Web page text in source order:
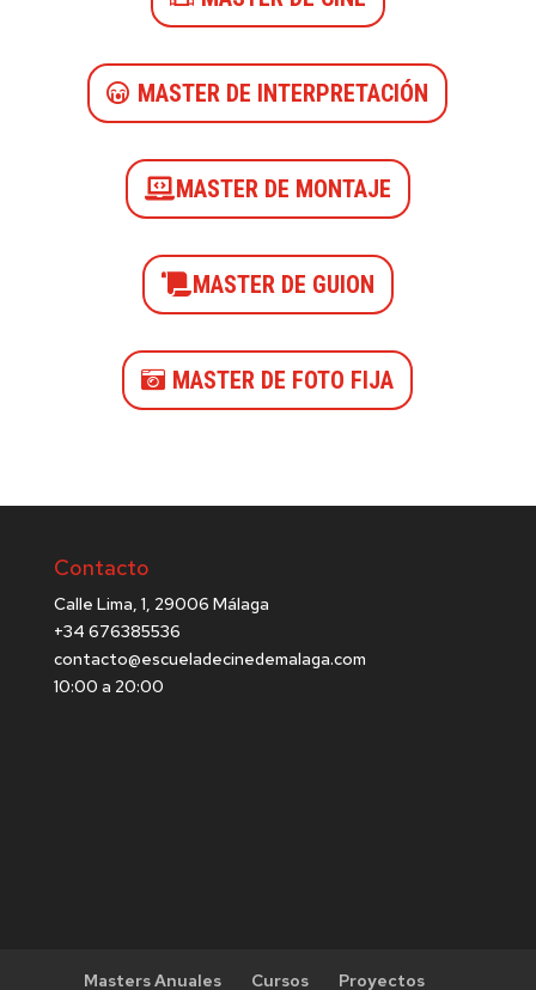
MASTER DE INTERPRETACIÓN
MASTER DE MONTAJE
MASTER DE GUION
MASTER DE FOTO FIJA
Contacto
Calle Lima, 1, 29006 Málaga
+34 676385536
contacto@escueladecinedemalaga.com
10:00 a 20:00
Masters Anuales Cursos Proyectos